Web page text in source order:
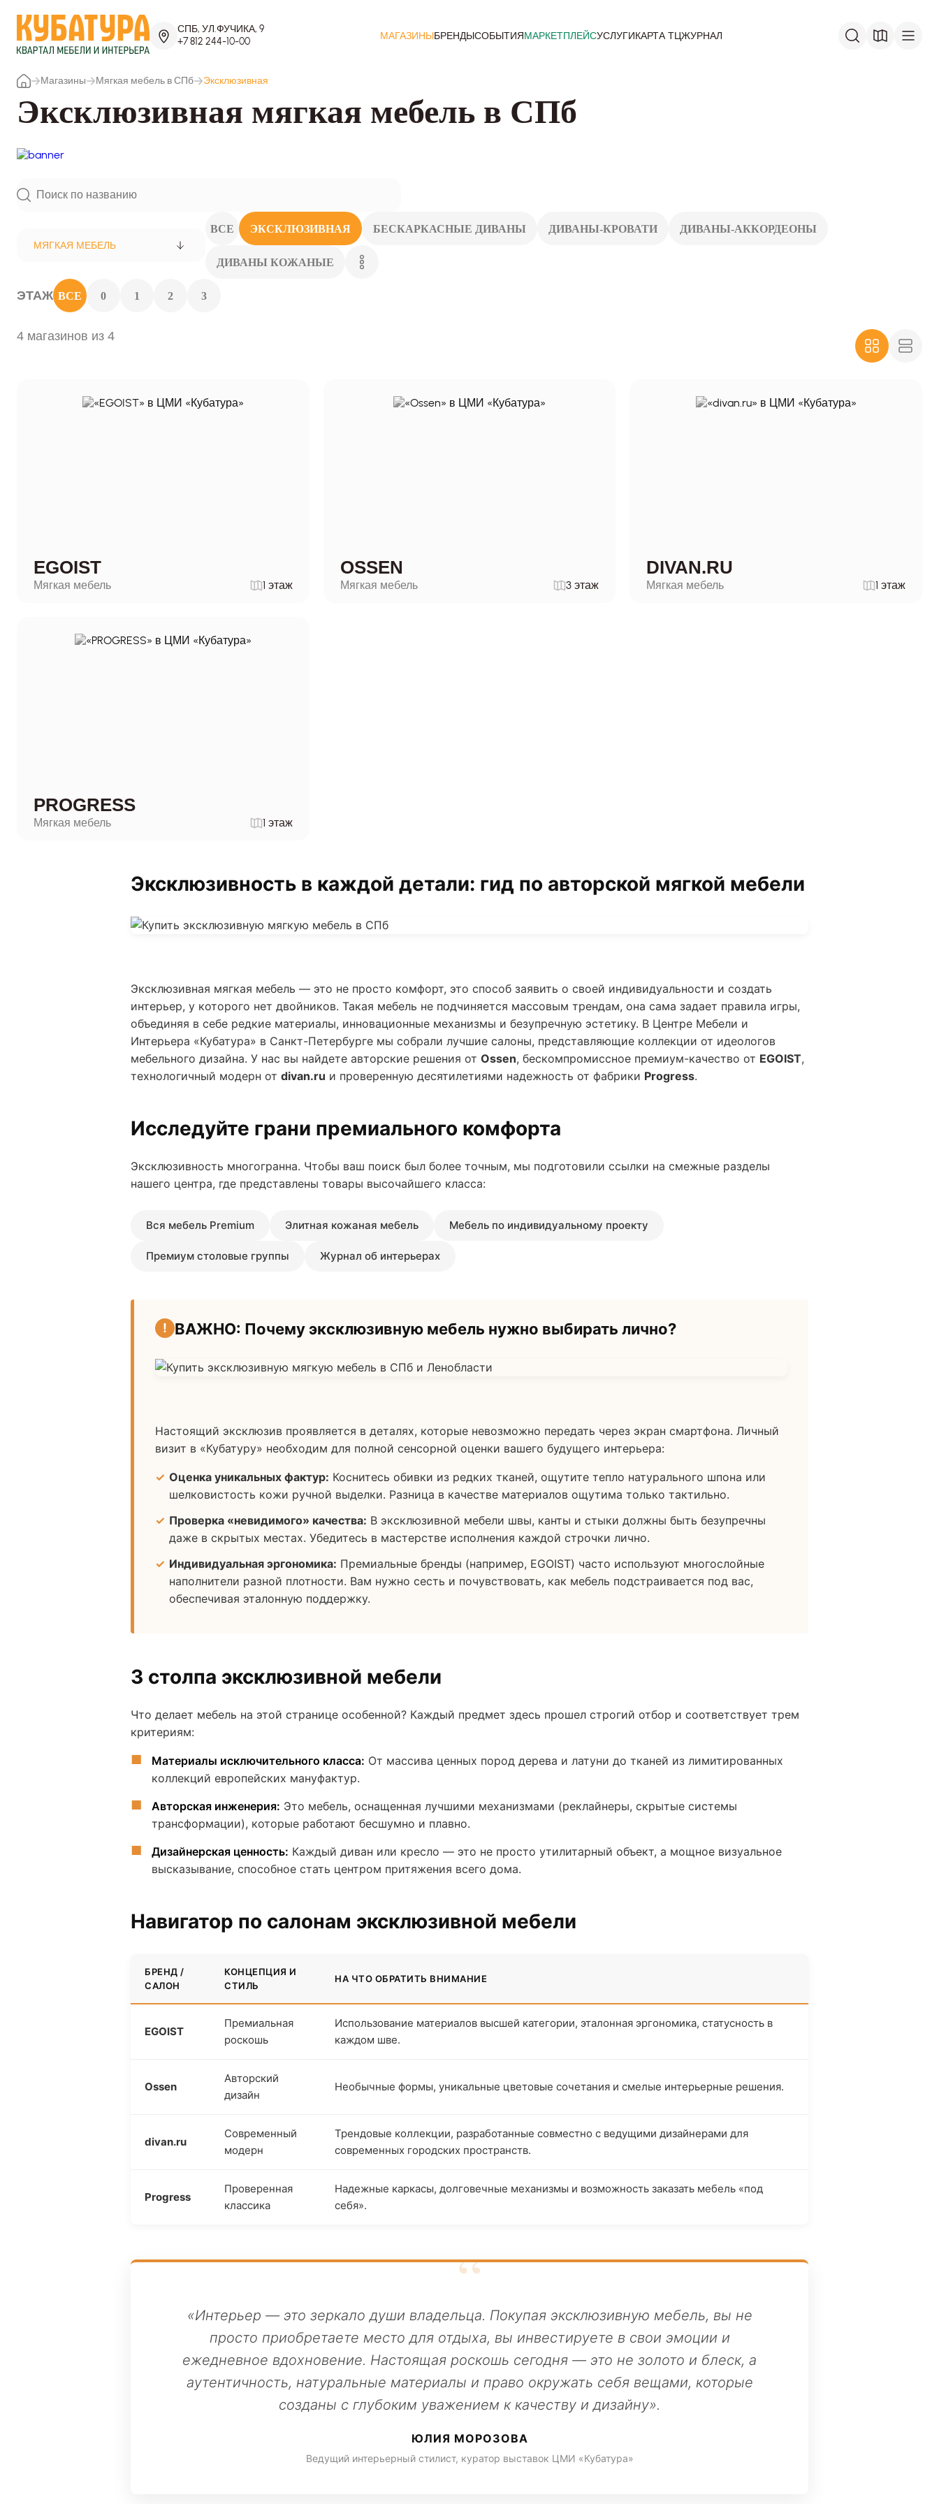
СПБ, УЛ.ФУЧИКА, 9
+7 812 244-10-00
МАГАЗИНЫБРЕНДЫСОБЫТИЯМАРКЕТПЛЕЙСУСЛУГИКАРТА ТЦЖУРНАЛ
Магазины Мягкая мебель в СПб Эксклюзивная
Эксклюзивная мягкая мебель в СПб
МЯГКАЯ МЕБЕЛЬ
ВСЕ ЭКСКЛЮЗИВНАЯ БЕСКАРКАСНЫЕ ДИВАНЫ ДИВАНЫ-КРОВАТИ ДИВАНЫ-АККОРДЕОНЫ
ДИВАНЫ КОЖАНЫЕ
ЭТАЖ ВСЕ 0 1 2 3
4 магазинов из 4
EGOIST
Мягкая мебель 1 этаж
OSSEN
Мягкая мебель 3 этаж
DIVAN.RU
Мягкая мебель 1 этаж
PROGRESS
Мягкая мебель 1 этаж
Эксклюзивность в каждой детали: гид по авторской мягкой мебели
Эксклюзивная мягкая мебель — это не просто комфорт, это способ заявить о своей индивидуальности и создать
интерьер, у которого нет двойников. Такая мебель не подчиняется массовым трендам, она сама задает правила игры,
объединяя в себе редкие материалы, инновационные механизмы и безупречную эстетику. В Центре Мебели и
Интерьера «Кубатура» в Санкт-Петербурге мы собрали лучшие салоны, представляющие коллекции от идеологов
мебельного дизайна. У нас вы найдете авторские решения от Ossen, бескомпромиссное премиум-качество от EGOIST,
технологичный модерн от divan.ru и проверенную десятилетиями надежность от фабрики Progress.
Исследуйте грани премиального комфорта
Эксклюзивность многогранна. Чтобы ваш поиск был более точным, мы подготовили ссылки на смежные разделы
нашего центра, где представлены товары высочайшего класса:
Вся мебель Premium Элитная кожаная мебель Мебель по индивидуальному проекту
Премиум столовые группы Журнал об интерьерах
ВАЖНО: Почему эксклюзивную мебель нужно выбирать лично?
Настоящий эксклюзив проявляется в деталях, которые невозможно передать через экран смартфона. Личный
визит в «Кубатуру» необходим для полной сенсорной оценки вашего будущего интерьера:
Оценка уникальных фактур: Коснитесь обивки из редких тканей, ощутите тепло натурального шпона или
шелковистость кожи ручной выделки. Разница в качестве материалов ощутима только тактильно.
Проверка «невидимого» качества: В эксклюзивной мебели швы, канты и стыки должны быть безупречны
даже в скрытых местах. Убедитесь в мастерстве исполнения каждой строчки лично.
Индивидуальная эргономика: Премиальные бренды (например, EGOIST) часто используют многослойные
наполнители разной плотности. Вам нужно сесть и почувствовать, как мебель подстраивается под вас,
обеспечивая эталонную поддержку.
3 столпа эксклюзивной мебели
Что делает мебель на этой странице особенной? Каждый предмет здесь прошел строгий отбор и соответствует трем
критериям:
Материалы исключительного класса: От массива ценных пород дерева и латуни до тканей из лимитированных
коллекций европейских мануфактур.
Авторская инженерия: Это мебель, оснащенная лучшими механизмами (реклайнеры, скрытые системы
трансформации), которые работают бесшумно и плавно.
Дизайнерская ценность: Каждый диван или кресло — это не просто утилитарный объект, а мощное визуальное
высказывание, способное стать центром притяжения всего дома.
Навигатор по салонам эксклюзивной мебели
БРЕНД /
САЛОН
КОНЦЕПЦИЯ И
СТИЛЬ
НА ЧТО ОБРАТИТЬ ВНИМАНИЕ
EGOIST
Премиальная
роскошь
Использование материалов высшей категории, эталонная эргономика, статусность в
каждом шве.
Ossen
Авторский
дизайн
Необычные формы, уникальные цветовые сочетания и смелые интерьерные решения.
divan.ru
Современный
модерн
Трендовые коллекции, разработанные совместно с ведущими дизайнерами для
современных городских пространств.
Progress
Проверенная
классика
Надежные каркасы, долговечные механизмы и возможность заказать мебель «под
себя».
«Интерьер — это зеркало души владельца. Покупая эксклюзивную мебель, вы не
просто приобретаете место для отдыха, вы инвестируете в свои эмоции и
ежедневное вдохновение. Настоящая роскошь сегодня — это не золото и блеск, а
аутентичность, натуральные материалы и право окружать себя вещами, которые
созданы с глубоким уважением к качеству и дизайну».
ЮЛИЯ МОРОЗОВА
Ведущий интерьерный стилист, куратор выставок ЦМИ «Кубатура»